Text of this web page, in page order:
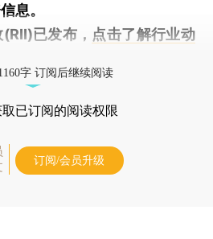
息。
已发布， 点击了解行业动
字 订阅后继续阅读
取已订阅的阅读权限
订阅/会员升级